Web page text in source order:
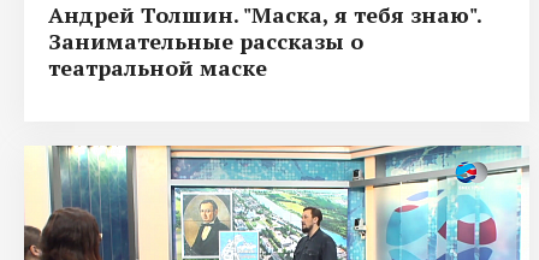
Андрей Толшин. "Маска, я тебя знаю".
Занимательные рассказы о
театральной маске